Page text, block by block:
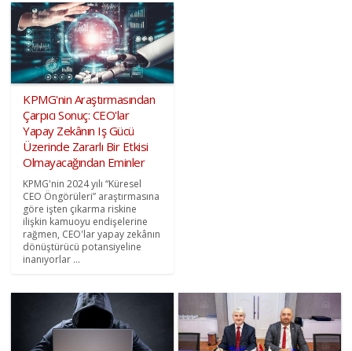
KPMG'nin Araştırmasından
Çarpıcı Sonuç: CEO'lar
Yapay Zekânın Iş Gücü
Üzerinde Zararlı Bir Etkisi
Olmayacağından Eminler
KPMG'nin 2024 yılı “Küresel
CEO Öngörüleri” araştırmasına
göre işten çıkarma riskine
ilişkin kamuoyu endişelerine
rağmen, CEO'lar yapay zekânın
dönüştürücü potansiyeline
inanıyorlar ...